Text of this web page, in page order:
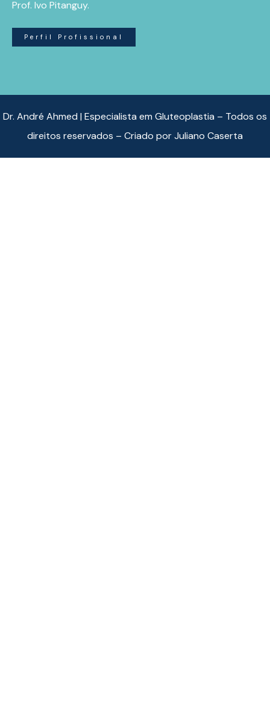
Prof. Ivo Pitanguy.
Perfil Profissional
Dr. André Ahmed | Especialista em Gluteoplastia – Todos os
direitos reservados – Criado porJuliano Caserta